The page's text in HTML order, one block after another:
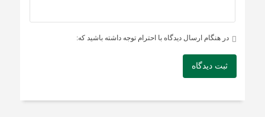
در هنگام ارسال دیدگاه با احترام توجه داشته باشید که:
ثبت دیدگاه